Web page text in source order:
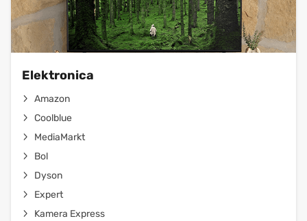
Elektronica
Amazon
Coolblue
MediaMarkt
Bol
Dyson
Expert
Kamera Express